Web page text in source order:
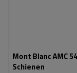
Mont Blanc AMC
Schienen